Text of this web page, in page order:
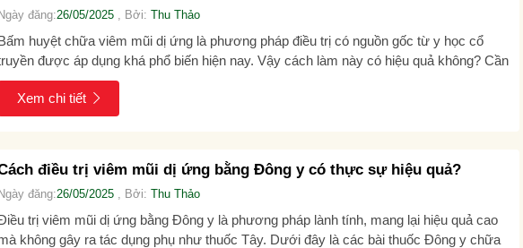
Ngày đăng:26/05/2025, Bởi: Thu Thảo
huyệt chữa viêm mũi dị ứng là phương pháp điều trị có nguồn gốc từ y học cổ
được áp dụng khá phổ biến hiện nay. Vậy cách làm này có hiệu quả không? Cần
ý những gì?...
Xem chi tiết
điều trị viêm mũi dị ứng bằng Đông y có thực sự hiệu quả?
Ngày đăng:26/05/2025, Bởi: Thu Thảo
trị viêm mũi dị ứng bằng Đông y là phương pháp lành tính, mang lại hiệu quả cao
không gây ra tác dụng phụ như thuốc Tây. Dưới đây là các bài thuốc Đông y chữa